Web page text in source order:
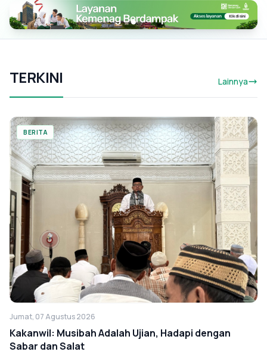
TERKINI Lainnya
BERITA
Jumat, 07 Agustus 2026
Kakanwil: Musibah Adalah Ujian, Hadapi dengan
Sabar dan Salat